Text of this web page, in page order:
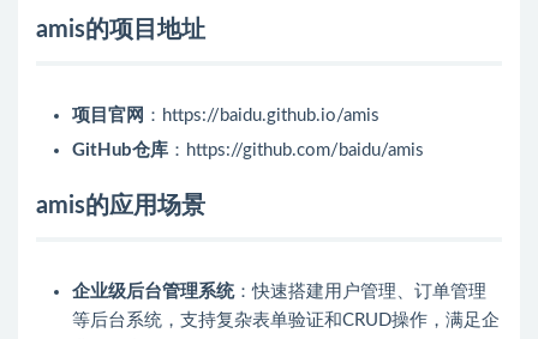
amis的项目地址
项目官网 ：https://baidu.github.io/amis
GitHub仓库 ：https://github.com/baidu/amis
amis的应用场景
企业级后台管理系统：快速搭建用户管理、订单管理
等后台系统，支持复杂表单验证和CRUD操作，满足企